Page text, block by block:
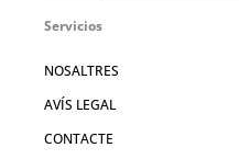
Servicios
NOSALTRES
AVÍS LEGAL
CONTACTE